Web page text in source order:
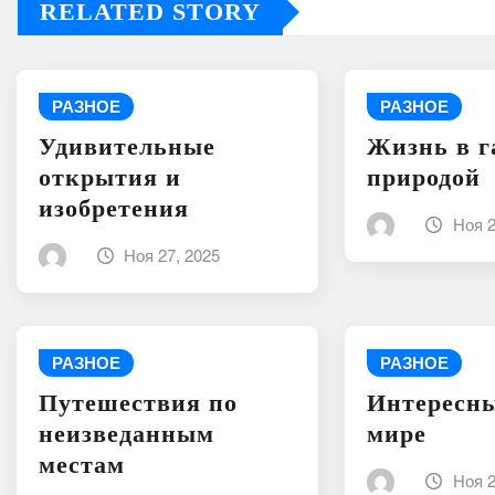
RELATED STORY
РАЗНОЕ
Удивительные
открытия и
изобретения
Ноя 27, 2025
РАЗНОЕ
Жизнь в
природой
Ноя
РАЗНОЕ
Путешествия по
неизведанным
местам
РАЗНОЕ
мире
Ноя